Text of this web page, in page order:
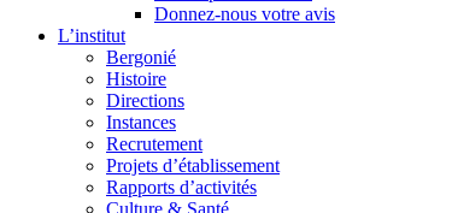
Donnez-nous votre avis
L’institut
Bergonié
Histoire
Directions
Instances
Recrutement
Projets d’établissement
Rapports d’activités
Culture & Santé